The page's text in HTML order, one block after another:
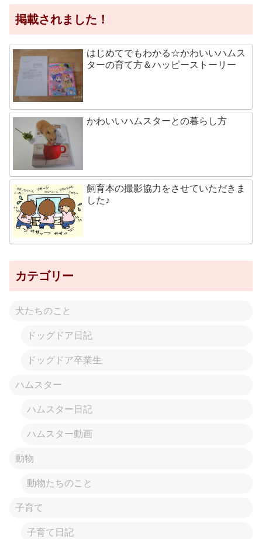
掲載されました！
はじめてでもわかる☆かわいいハムス
ターの育て方＆ハッピーストーリー
かわいいハムスターとの暮らし方
飼育本の撮影協力をさせていただきま
した♪
カテゴリー
犬たちのこと
ドッグドア日記
ドッグドア卒業生
ハムスター
ハムスター日記
ハムスター動画
動物
動物たちのこと
子育て
子育て日記